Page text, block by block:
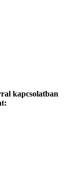
kapcsolatban